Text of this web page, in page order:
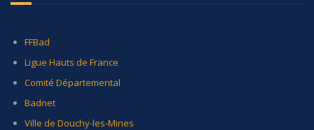
FFBad
Ligue Hauts de France
Comité Départemental
Badnet
Ville de Douchy-les-Mines